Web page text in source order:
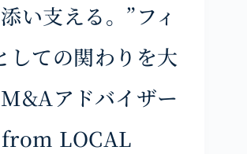
い支える。”フィ
しての関わりを大
アドバイザー
from LOCAL